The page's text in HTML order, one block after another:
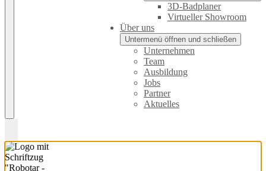
3D-Badplaner
Virtueller Showroom
Über uns
Untermenü öffnen und schließen
Unternehmen
Team
Ausbildung
Jobs
Partner
Aktuelles